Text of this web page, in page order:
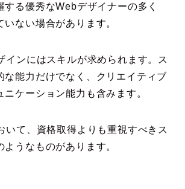
する優秀なWebデザイナーの多く
ない場合があります。
インにはスキルが求められます。ス
な能力だけでなく、クリエイティブ
ニケーション能力も含みます。
いて、資格取得よりも重視すべきス
うなものがあります。